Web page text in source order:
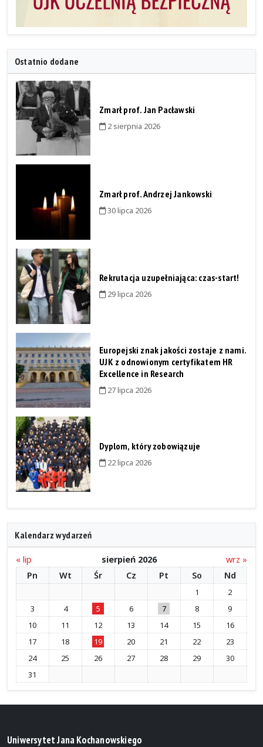
Ostatnio dodane
Zmarł prof. Jan Pacławski
2 sierpnia 2026
Zmarł prof. Andrzej Jankowski
30 lipca 2026
Rekrutacja uzupełniająca: czas-start!
29 lipca 2026
Europejski znak jakości zostaje z nami.
UJK z odnowionym certyfikatem HR
Excellence in Research
27 lipca 2026
Dyplom, który zobowiązuje
22 lipca 2026
Kalendarz wydarzeń
« lip sierpień 2026
wrz »
Pn
Wt Śr Cz Pt So Nd
1
2
3
4 5 6 7 8
9
10
11 12 13 14 15
16
17
18 19 20 21 22
23
24
25 26 27 28 29
30
31
Uniwersytet Jana Kochanowskiego